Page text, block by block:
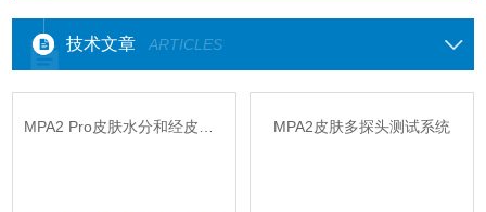
技术文章 ARTICLES
MPA2皮肤多探头测试系统